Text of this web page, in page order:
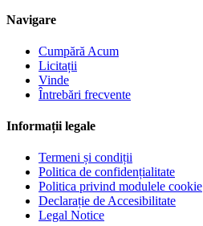
Navigare
Cumpără Acum
Licitații
Vinde
Întrebări frecvente
Informații legale
Termeni și condiții
Politica de confidențialitate
Politica privind modulele cookie
Declarație de Accesibilitate
Legal Notice